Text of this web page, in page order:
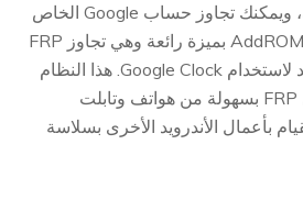
هاتف الأندرويد الخاص بك، ويمكنك تجاوز حساب Google الخاص
بك في بضع دقائق. تتميز AddROM بميزة رائعة وهي تجاوز FRP
البسيط والصغير للأندرويد لاستخدام Google Clock. هذا النظام
مصمم خصيصًا لفتح قفل FRP بسهولة من هواتف وتابلت
بأعمال الأندرويد الأخرى بسلاسة